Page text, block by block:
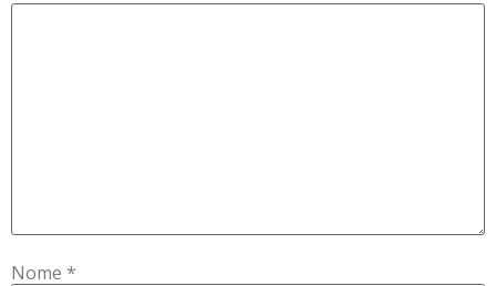
Nome *